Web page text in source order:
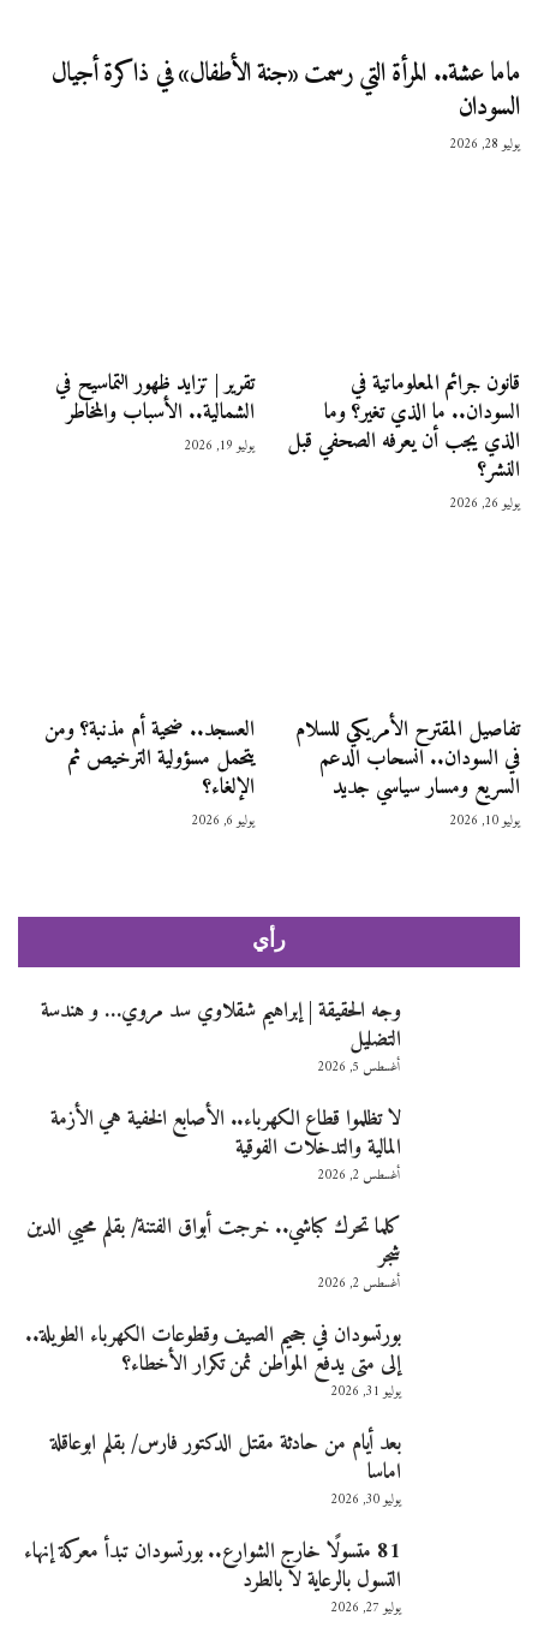
ماما عشة.. المرأة التي رسمت «جنة الأطفال» في ذاكرة أجيال
السودان
يوليو 28, 2026
قانون جرائم المعلوماتية في
السودان.. ما الذي تغير؟ وما
الذي يجب أن يعرفه الصحفي قبل
النشر؟
يوليو 26, 2026
تقرير | تزايد ظهور التماسيح في
الشمالية.. الأسباب والمخاطر
يوليو 19, 2026
تفاصيل المقترح الأمريكي للسلام
في السودان.. انسحاب الدعم
السريع ومسار سياسي جديد
يوليو 10, 2026
العسجد.. ضحية أم مذنبة؟ ومن
يتحمل مسؤولية الترخيص ثم
الإلغاء؟
يوليو 6, 2026
رأي
وجه الحقيقة | إبراهيم شقلاوي سد مروي… و هندسة
التضليل
أغسطس 5, 2026
لا تظلموا قطاع الكهرباء.. الأصابع الخفية هي الأزمة
المالية والتدخلات الفوقية
أغسطس 2, 2026
كلما تحرك كباشي.. خرجت أبواق الفتنة/ بقلم محيي الدين
شجر
أغسطس 2, 2026
بورتسودان في جحيم الصيف وقطوعات الكهرباء الطويلة..
إلى متى يدفع المواطن ثمن تكرار الأخطاء؟
يوليو 31, 2026
بعد أيام من حادثة مقتل الدكتور فارس/ بقلم ابوعاقلة
اماسا
يوليو 30, 2026
81 متسولًا خارج الشوارع.. بورتسودان تبدأ معركة إنهاء
التسول بالرعاية لا بالطرد
يوليو 27, 2026